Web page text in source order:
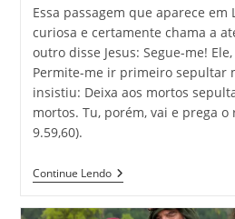
Essa passagem que aparece em
curiosa e certamente chama a
outro disse Jesus: Segue-me!
Permite-me ir primeiro sepultar
insistiu: Deixa aos mortos
mortos. Tu, porém, vai e prega o
9.59,60).
Continue Lendo